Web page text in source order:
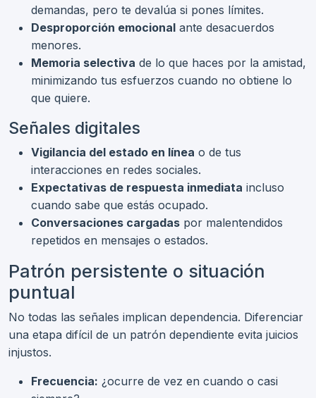
demandas, pero te devalúa si pones límites.
Desproporción emocional ante desacuerdos
menores.
Memoria selectiva de lo que haces por la amistad,
minimizando tus esfuerzos cuando no obtiene lo
que quiere.
Señales digitales
Vigilancia del estado en línea o de tus
interacciones en redes sociales.
Expectativas de respuesta inmediata incluso
cuando sabe que estás ocupado.
Conversaciones cargadas por malentendidos
repetidos en mensajes o estados.
Patrón persistente o situación
puntual
No todas las señales implican dependencia. Diferenciar
una etapa difícil de un patrón dependiente evita juicios
injustos.
Frecuencia: ¿ocurre de vez en cuando o casi